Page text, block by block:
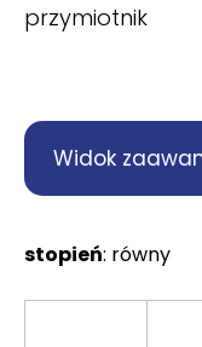
przymiotnik
Widok
stopień: równy